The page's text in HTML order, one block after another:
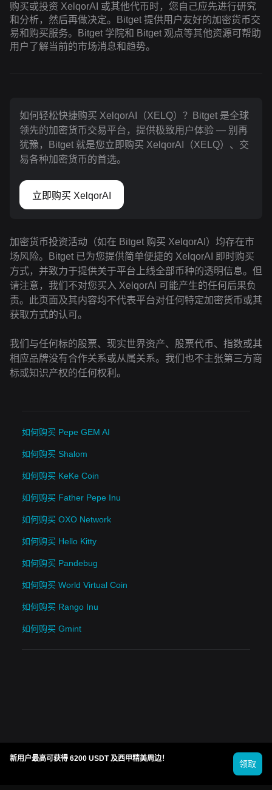
购买或投资 XelqorAI 或其他代币时，您自己应先进行研究
和分析，然后再做决定。Bitget 提供用户友好的加密货币交
易和购买服务。Bitget 学院和 Bitget 观点等其他资源可帮助
用户了解当前的市场消息和趋势。
如何轻松快捷购买 XelqorAI（XELQ）？Bitget 是全球
领先的加密货币交易平台，提供极致用户体验 — 别再
犹豫，Bitget 就是您立即购买 XelqorAI（XELQ）、交
易各种加密货币的首选。
立即购买 XelqorAI
加密货币投资活动（如在 Bitget 购买 XelqorAI）均存在市
场风险。Bitget 已为您提供简单便捷的 XelqorAI 即时购买
方式，并致力于提供关于平台上线全部币种的透明信息。但
请注意，我们不对您买入 XelqorAI 可能产生的任何后果负
责。此页面及其内容均不代表平台对任何特定加密货币或其
获取方式的认可。
我们与任何标的股票、现实世界资产、股票代币、指数或其
相应品牌没有合作关系或从属关系。我们也不主张第三方商
标或知识产权的任何权利。
如何购买 Pepe GEM AI
如何购买 Shalom
如何购买 KeKe Coin
如何购买 Father Pepe Inu
如何购买 OXO Network
如何购买 Hello Kitty
如何购买 Pandebug
如何购买 World Virtual Coin
如何购买 Rango Inu
如何购买 Gmint
新用户最高可获得 6200 USDT 及西甲精美周边！
领取